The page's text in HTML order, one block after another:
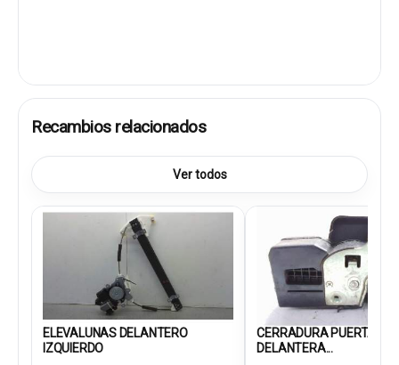
Recambios relacionados
Ver todos
ELEVALUNAS DELANTERO
IZQUIERDO
CERRADURA PUERTA
DELANTERA...